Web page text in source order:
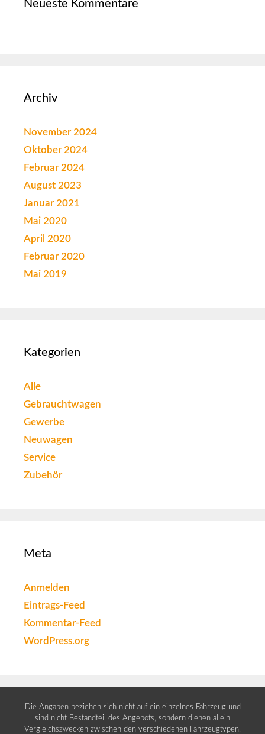
Neueste Kommentare
Archiv
November 2024
Oktober 2024
Februar 2024
August 2023
Januar 2021
Mai 2020
April 2020
Februar 2020
Mai 2019
Kategorien
Alle
Gebrauchtwagen
Gewerbe
Neuwagen
Service
Zubehör
Meta
Anmelden
Eintrags-Feed
Kommentar-Feed
WordPress.org
Die Angaben beziehen sich nicht auf ein einzelnes Fahrzeug und
sind nicht Bestandteil des Angebots, sondern dienen allein
Vergleichszwecken zwischen den verschiedenen Fahrzeugtypen.